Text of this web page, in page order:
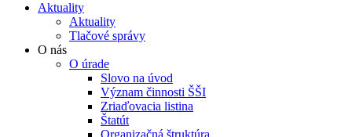
Aktuality
Aktuality
Tlačové správy
O nás
O úrade
Slovo na úvod
Význam činnosti ŠŠI
Zriaďovacia listina
Štatút
Organizačná štruktúra